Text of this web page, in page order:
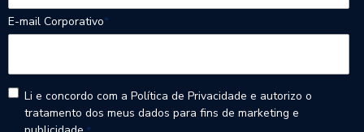
E-mail Corporativo*
Li e concordo com a Política de Privacidade e autorizo o
tratamento dos meus dados para fins de marketing e